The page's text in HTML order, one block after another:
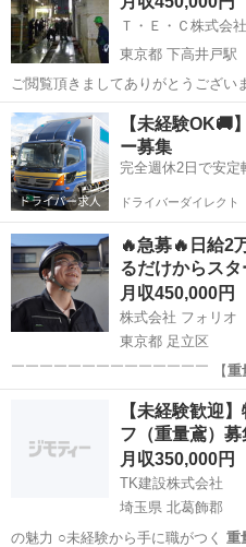
Ｔ・Ｅ・Ｃ株式会社
東京都 下高井戸駅
ご閲覧頂きましてありがとうござい
ＴＥＣでは、現在業務拡大中につき
作業内容は、 建築設備 搬入・据
体作業 建築...
東京 杉並区 下高井戸駅
【未経験OK🚚
ー募集
完全週休2日で安定
ドライバーダイレクト
🔥急募🔥日給2
るだけからス
月収450,000円
株式会社 フォリオ
東京都 足立区
￣￣￣￣￣￣￣￣￣￣￣￣￣￣ 【重
全に運ぶ…
鳶職
【未経験歓迎
フ（重量鳶）募
月収350,000円
TK建設株式会社
埼玉県 北葛飾郡
の魅力 ○未経験から手に職がつく 重